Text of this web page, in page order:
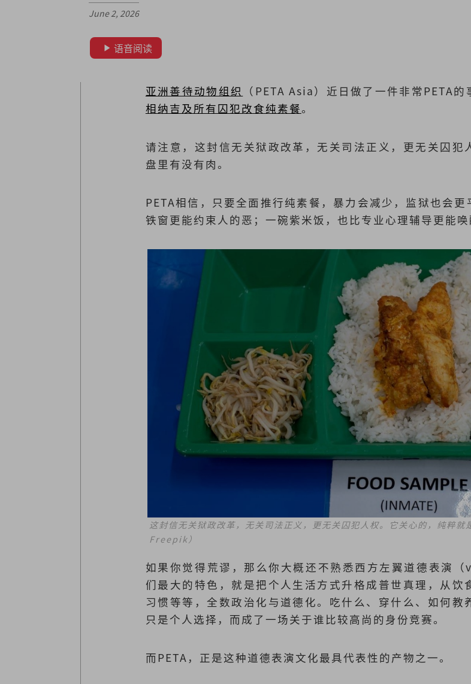
June 2, 2026
语音阅读
亚洲善待动物组织 （PETA Asia）近日做了一件非常PETA的
相纳吉及所有囚犯改食纯素餐。
请注意，这封信无关狱政改革，无关司法正义，更无关囚犯
盘里有没有肉。
PETA相信，只要全面推行纯素餐，暴力会减少，监狱也会
铁窗更能约束人的恶；一碗紫米饭，也比专业心理辅导更能唤
这封信无关狱政改革，无关司法正义，更无关囚犯人权。它关心的，纯粹就
Freepik）
如果你觉得荒谬，那么你大概还不熟悉西方左翼道德表演
们最大的特色，就是把个人生活方式升格成普世真理，从饮
习惯等等，全数政治化与道德化。吃什么、穿什么、如何教
只是个人选择，而成了一场关于谁比较高尚的身份竞赛。
而PETA，正是这种道德表演文化最具代表性的产物之一。